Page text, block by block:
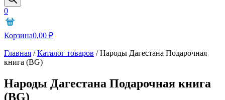
0
Корзина0,00 ₽
Главная /Каталог товаров /Народы Дагестана Подарочная
книга (BG)
Народы Дагестана Подарочная книга
(BG)